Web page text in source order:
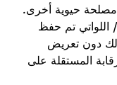
حيوية أخرى.
اللواتي تم حفظ
دون تعريض
المستقلة على